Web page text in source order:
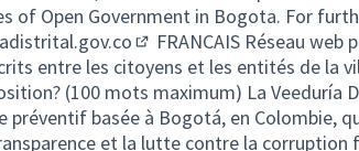
of Open Government in Bogota. For
(External link)
FRANCAIS Réseau web
entre les citoyens et les entités de la
(100 mots maximum) La Veeduría
préventif basée à Bogotá, en Colombie,
et la lutte contre la corruption